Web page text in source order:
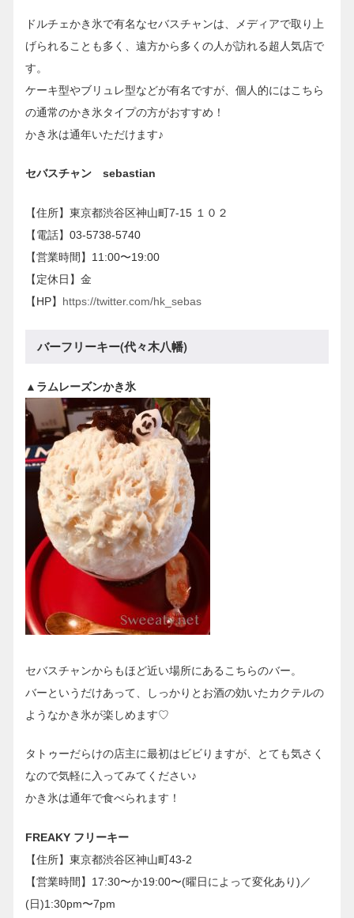
ドルチェかき氷で有名なセバスチャンは、メディアで取り上
げられることも多く、遠方から多くの人が訪れる超人気店で
す。
ケーキ型やブリュレ型などが有名ですが、個人的にはこちら
の通常のかき氷タイプの方がおすすめ！
かき氷は通年いただけます♪
セバスチャン sebastian
【住所】東京都渋谷区神山町7-15 １０２
【電話】03-5738-5740
【営業時間】11:00〜19:00
【定休日】金
【HP】 https://twitter.com/hk_sebas
バーフリーキー(代々木八幡)
▲ラムレーズンかき氷
セバスチャンからもほど近い場所にあるこちらのバー。
バーというだけあって、しっかりとお酒の効いたカクテルの
ようなかき氷が楽しめます♡
タトゥーだらけの店主に最初はビビりますが、とても気さく
なので気軽に入ってみてください♪
かき氷は通年で食べられます！
FREAKY フリーキー
【住所】東京都渋谷区神山町43-2
【営業時間】17:30〜か19:00〜(曜日によって変化あり)／
(日)1:30pm〜7pm